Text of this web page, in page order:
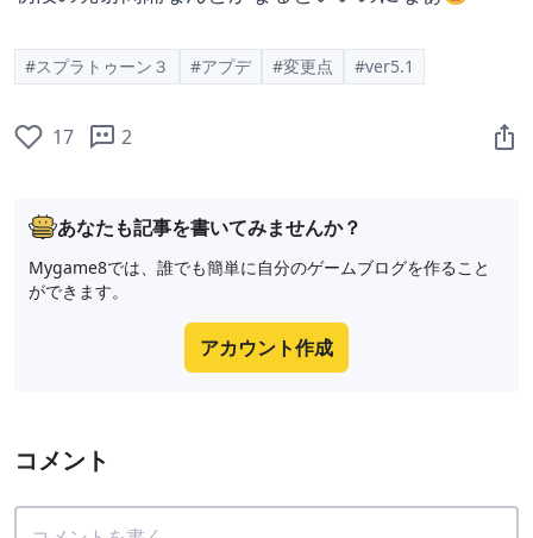
#スプラトゥーン３ #アプデ #変更点 #ver5.1
17 2
あなたも記事を書いてみませんか？
Mygame8では、誰でも簡単に自分のゲームブログを作ること
ができます。
アカウント作成
コメント